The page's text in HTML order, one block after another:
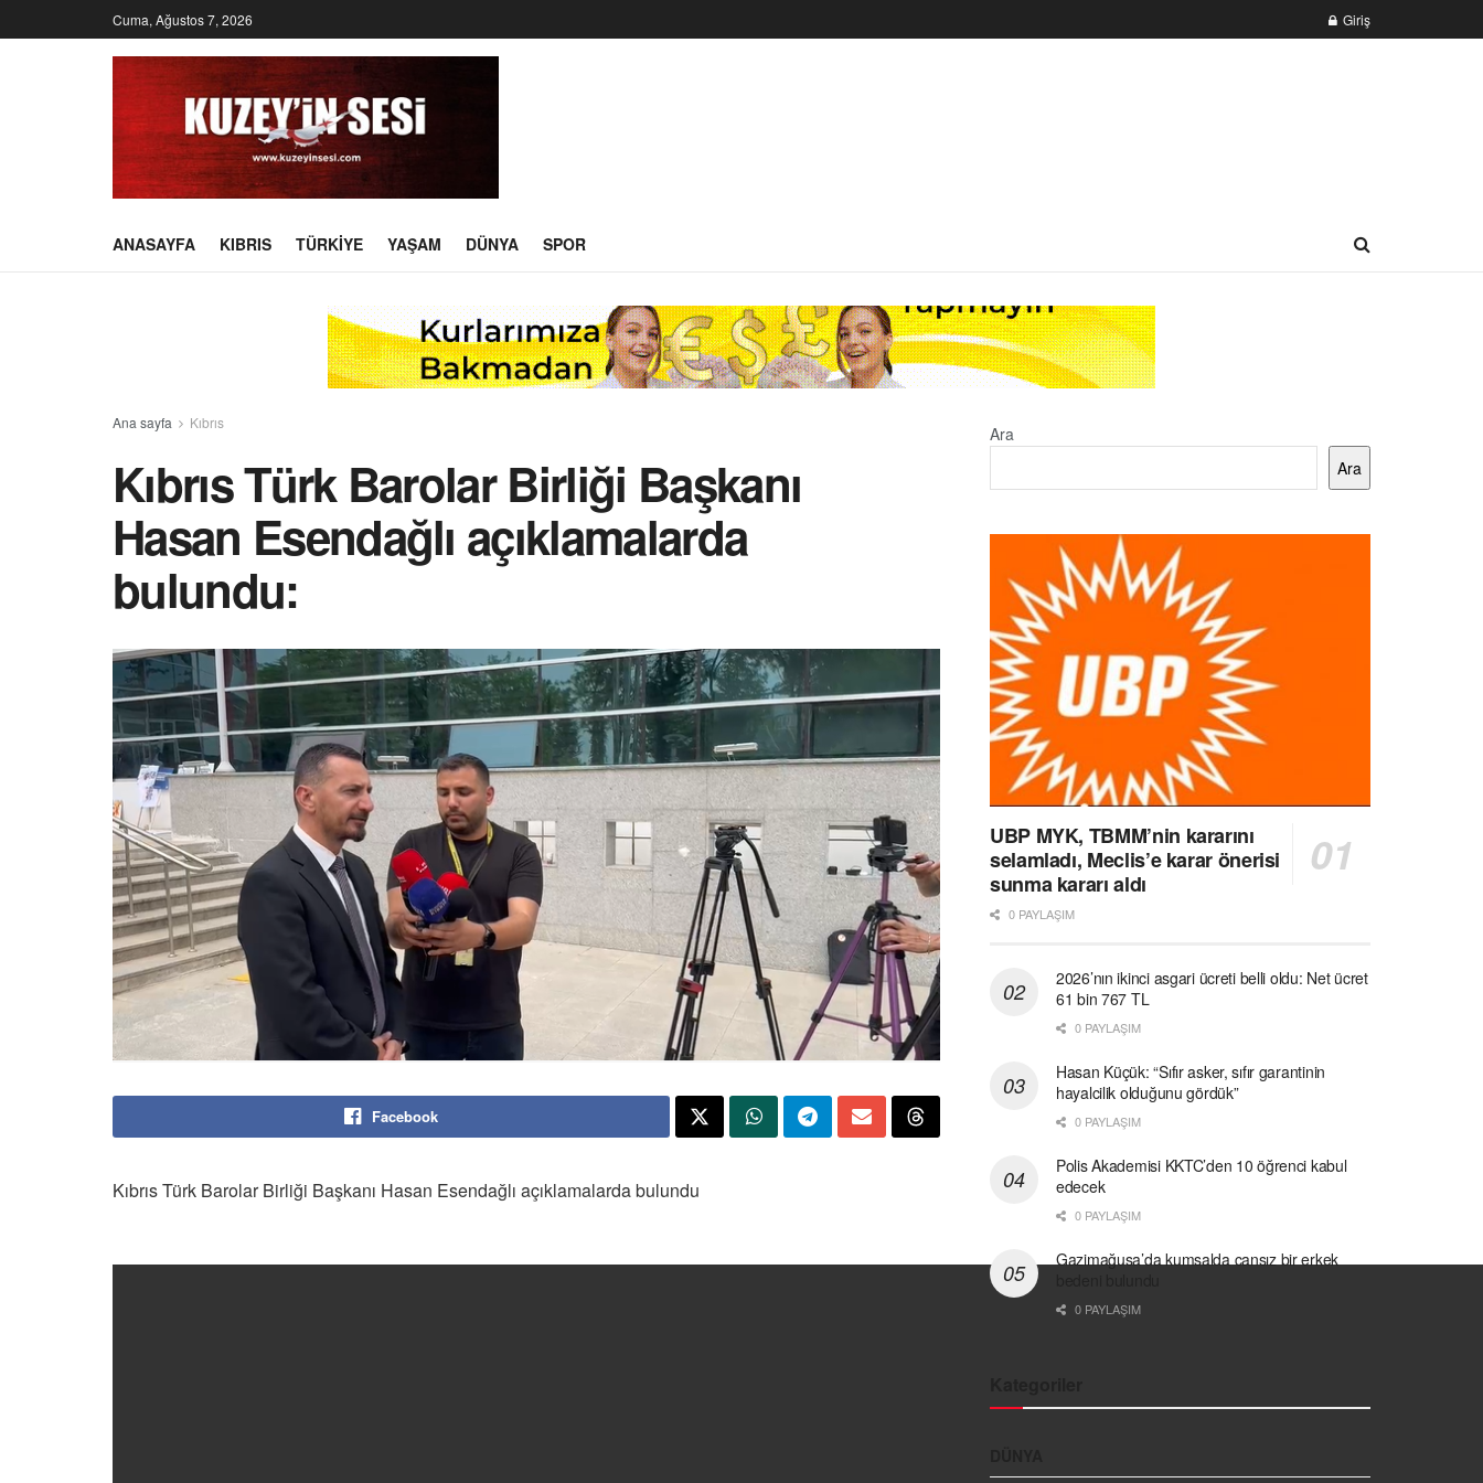
Cuma, Ağustos 7, 2026 Giriş
ANASAYFA KIBRIS TÜRKIYE YAŞAM DÜNYA SPOR
Ana sayfa Kıbrıs
Kıbrıs Türk Barolar Birliği Başkanı
Hasan Esendağlı açıklamalarda
bulundu:
Facebook
Kıbrıs Türk Barolar Birliği Başkanı Hasan Esendağlı açıklamalarda bulundu
Ara
Ara
UBP MYK, TBMM’nin kararını
selamladı, Meclis’e karar önerisi
sunma kararı aldı
0 PAYLAŞIM
2026’nın ikinci asgari ücreti belli oldu: Net ücret
61 bin 767 TL
0 PAYLAŞIM
Hasan Küçük: “Sıfır asker, sıfır garantinin
hayalcilik olduğunu gördük”
0 PAYLAŞIM
Polis Akademisi KKTC’den 10 öğrenci kabul
edecek
0 PAYLAŞIM
Gazimağusa’da kumsalda cansız bir erkek
0 PAYLAŞIM